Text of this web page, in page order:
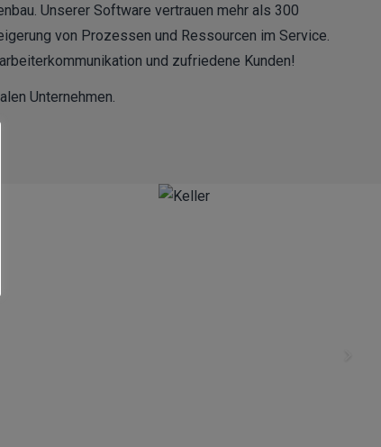
Unserer Software vertrauen mehr als 300
von Prozessen und Ressourcen im Service.
und zufriedene Kunden!
Unternehmen.